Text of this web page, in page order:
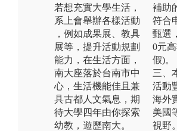
若想充實大學生活，
系上會舉辦各樣活動
，例如成果展、教具
展等，提升活動規劃
能力，在生活方面，
南大座落於台南市中
心，生活機能佳且兼
具古都人文氣息，期
待大學四年由你探索
幼教，遊歷南大。
補助
符合
甄選
0元
假)。
三、
活動
海外
美國
視野。